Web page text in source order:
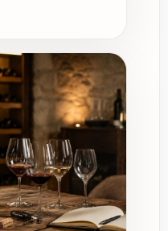
hervorhebt.
der warmen
Barolo
und reichhaltigen
Durch
anerkannten
Weinsortiment